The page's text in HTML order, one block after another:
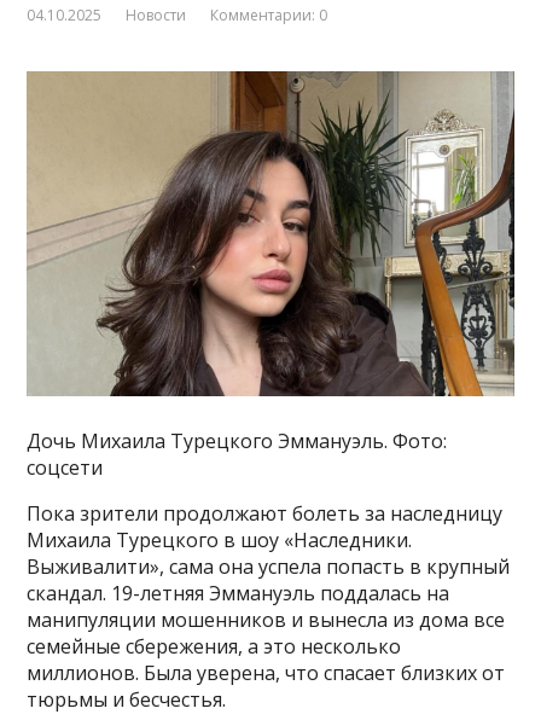
04.10.2025 Новости Комментарии: 0
Дочь Михаила Турецкого Эммануэль. Фото:
соцсети
Пока зрители продолжают болеть за наследницу
Михаила Турецкого в шоу «Наследники.
Выживалити», сама она успела попасть в крупный
скандал. 19-летняя Эммануэль поддалась на
манипуляции мошенников и вынесла из дома все
семейные сбережения, а это несколько
миллионов. Была уверена, что спасает близких от
тюрьмы и бесчестья.